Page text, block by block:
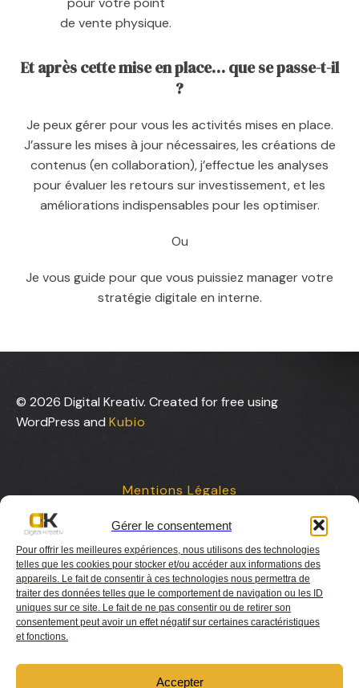
Gérer le consentement
Pour offrir les meilleures expériences, nous utilisons des technologies
telles que les cookies pour stocker et/ou accéder aux informations des
appareils. Le fait de consentir à ces technologies nous permettra de
traiter des données telles que le comportement de navigation ou les ID
uniques sur ce site. Le fait de ne pas consentir ou de retirer son
consentement peut avoir un effet négatif sur certaines caractéristiques
et fonctions.
Accepter
de vente physique.
Et après cette mise en place… que se passe-t-il
?
Je peux gérer pour vous les activités mises en place.
J’assure les mises à jour nécessaires, les créations de
contenus (en collaboration), j’effectue les analyses
pour évaluer les retours sur investissement, et les
améliorations indispensables pour les optimiser.
Ou
Je vous guide pour que vous puissiez manager votre
stratégie digitale en interne.
© 2026 Digital Kreativ. Created for free using
WordPress and Kubio
Mentions Légales